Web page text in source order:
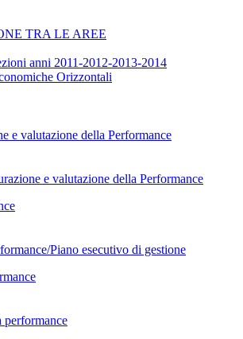
TRA LE AREE
anni 2011-2012-2013-2014
Orizzontali
e valutazione della Performance
e valutazione della Performance
Piano esecutivo di gestione
performance